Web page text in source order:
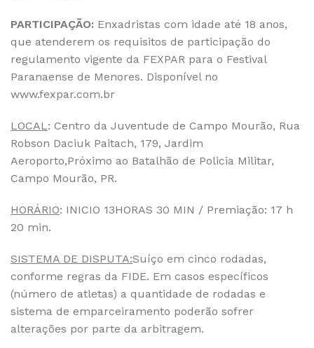
PARTICIPAÇÃO: Enxadristas com idade até 18 anos,
que atenderem os requisitos de participação do
regulamento vigente da FEXPAR para o Festival
Paranaense de Menores. Disponível no
www.fexpar.com.br
LOCAL: Centro da Juventude de Campo Mourão, Rua
Robson Daciuk Paitach, 179, Jardim
Aeroporto,Próximo ao Batalhão de Policia Militar,
Campo Mourão, PR.
HORÁRIO: INICIO 13HORAS 30 MIN / Premiação: 17 h
20 min.
SISTEMA DE DISPUTA:Suíço em cinco rodadas,
conforme regras da FIDE. Em casos específicos
(número de atletas) a quantidade de rodadas e
sistema de emparceiramento poderão sofrer
alterações por parte da arbitragem.